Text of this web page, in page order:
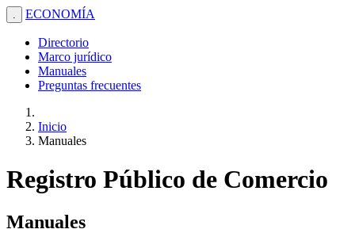
. ECONOMÍA
Directorio
Marco jurídico
Manuales
Preguntas frecuentes
Inicio
Manuales
Registro Público de Comercio
Manuales